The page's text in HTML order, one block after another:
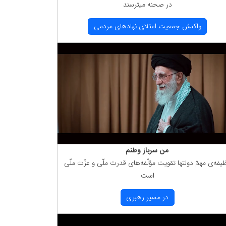
در صحنه میترسند
واكنش جمعیت اعتلای نهادهای مردمی
من سرباز وطنم
مهمّ دولتها تقویت مؤلّفه‌های قدرت ملّی و عزّت ملّی
است
در مسیر رهبری